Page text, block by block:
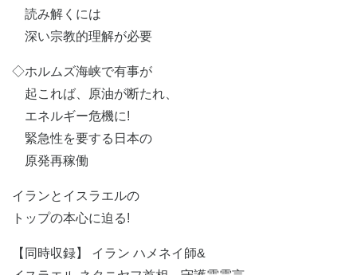
読み解くには
深い宗教的理解が必要
◇ホルムズ海峡で有事が
起これば、原油が断たれ、
エネルギー危機に!
緊急性を要する日本の
原発再稼働
イランとイスラエルの
トップの本心に迫る!
【同時収録】 イラン ハメネイ師&